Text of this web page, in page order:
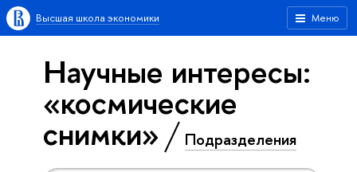
Меню
Высшая школа экономики
Научные интересы:
«космические
снимки» Подразделения